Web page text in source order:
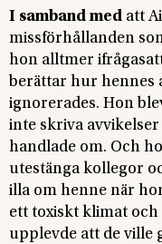
I samband med att
missförhållanden
hon alltmer
berättar hur hennes
ignorerades. Hon
inte skriva
handlade om. Och
utestänga kollegor
illa om henne när
ett toxiskt klimat och
upplevde att de ville